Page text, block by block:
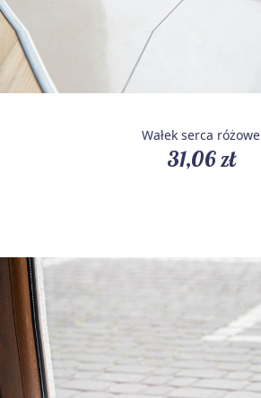
Wałek serca różowe
31,06 zł